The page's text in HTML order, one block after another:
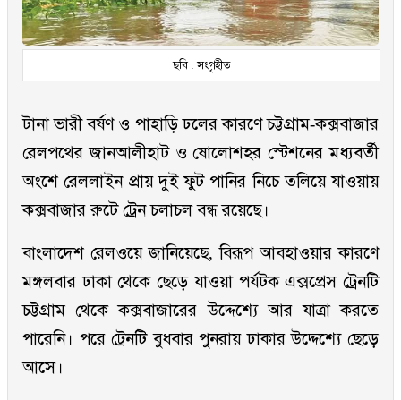
ছবি : সংগৃহীত
টানা ভারী বর্ষণ ও পাহাড়ি ঢলের কারণে চট্টগ্রাম-কক্সবাজার
রেলপথের জানআলীহাট ও ষোলোশহর স্টেশনের মধ্যবর্তী
অংশে রেললাইন প্রায় দুই ফুট পানির নিচে তলিয়ে যাওয়ায়
কক্সবাজার রুটে ট্রেন চলাচল বন্ধ রয়েছে।
বাংলাদেশ রেলওয়ে জানিয়েছে, বিরূপ আবহাওয়ার কারণে
মঙ্গলবার ঢাকা থেকে ছেড়ে যাওয়া পর্যটক এক্সপ্রেস ট্রেনটি
চট্টগ্রাম থেকে কক্সবাজারের উদ্দেশ্যে আর যাত্রা করতে
পারেনি। পরে ট্রেনটি বুধবার পুনরায় ঢাকার উদ্দেশ্যে ছেড়ে
আসে।